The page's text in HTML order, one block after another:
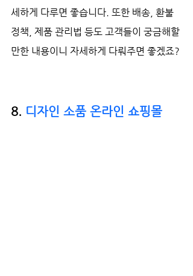
세하게 다루면 좋습니다. 또한 배송, 환불
정책, 제품 관리법 등도 고객들이 궁금해할
만한 내용이니 자세하게 다뤄주면 좋겠죠?
8. 디자인 소품 온라인 쇼핑몰